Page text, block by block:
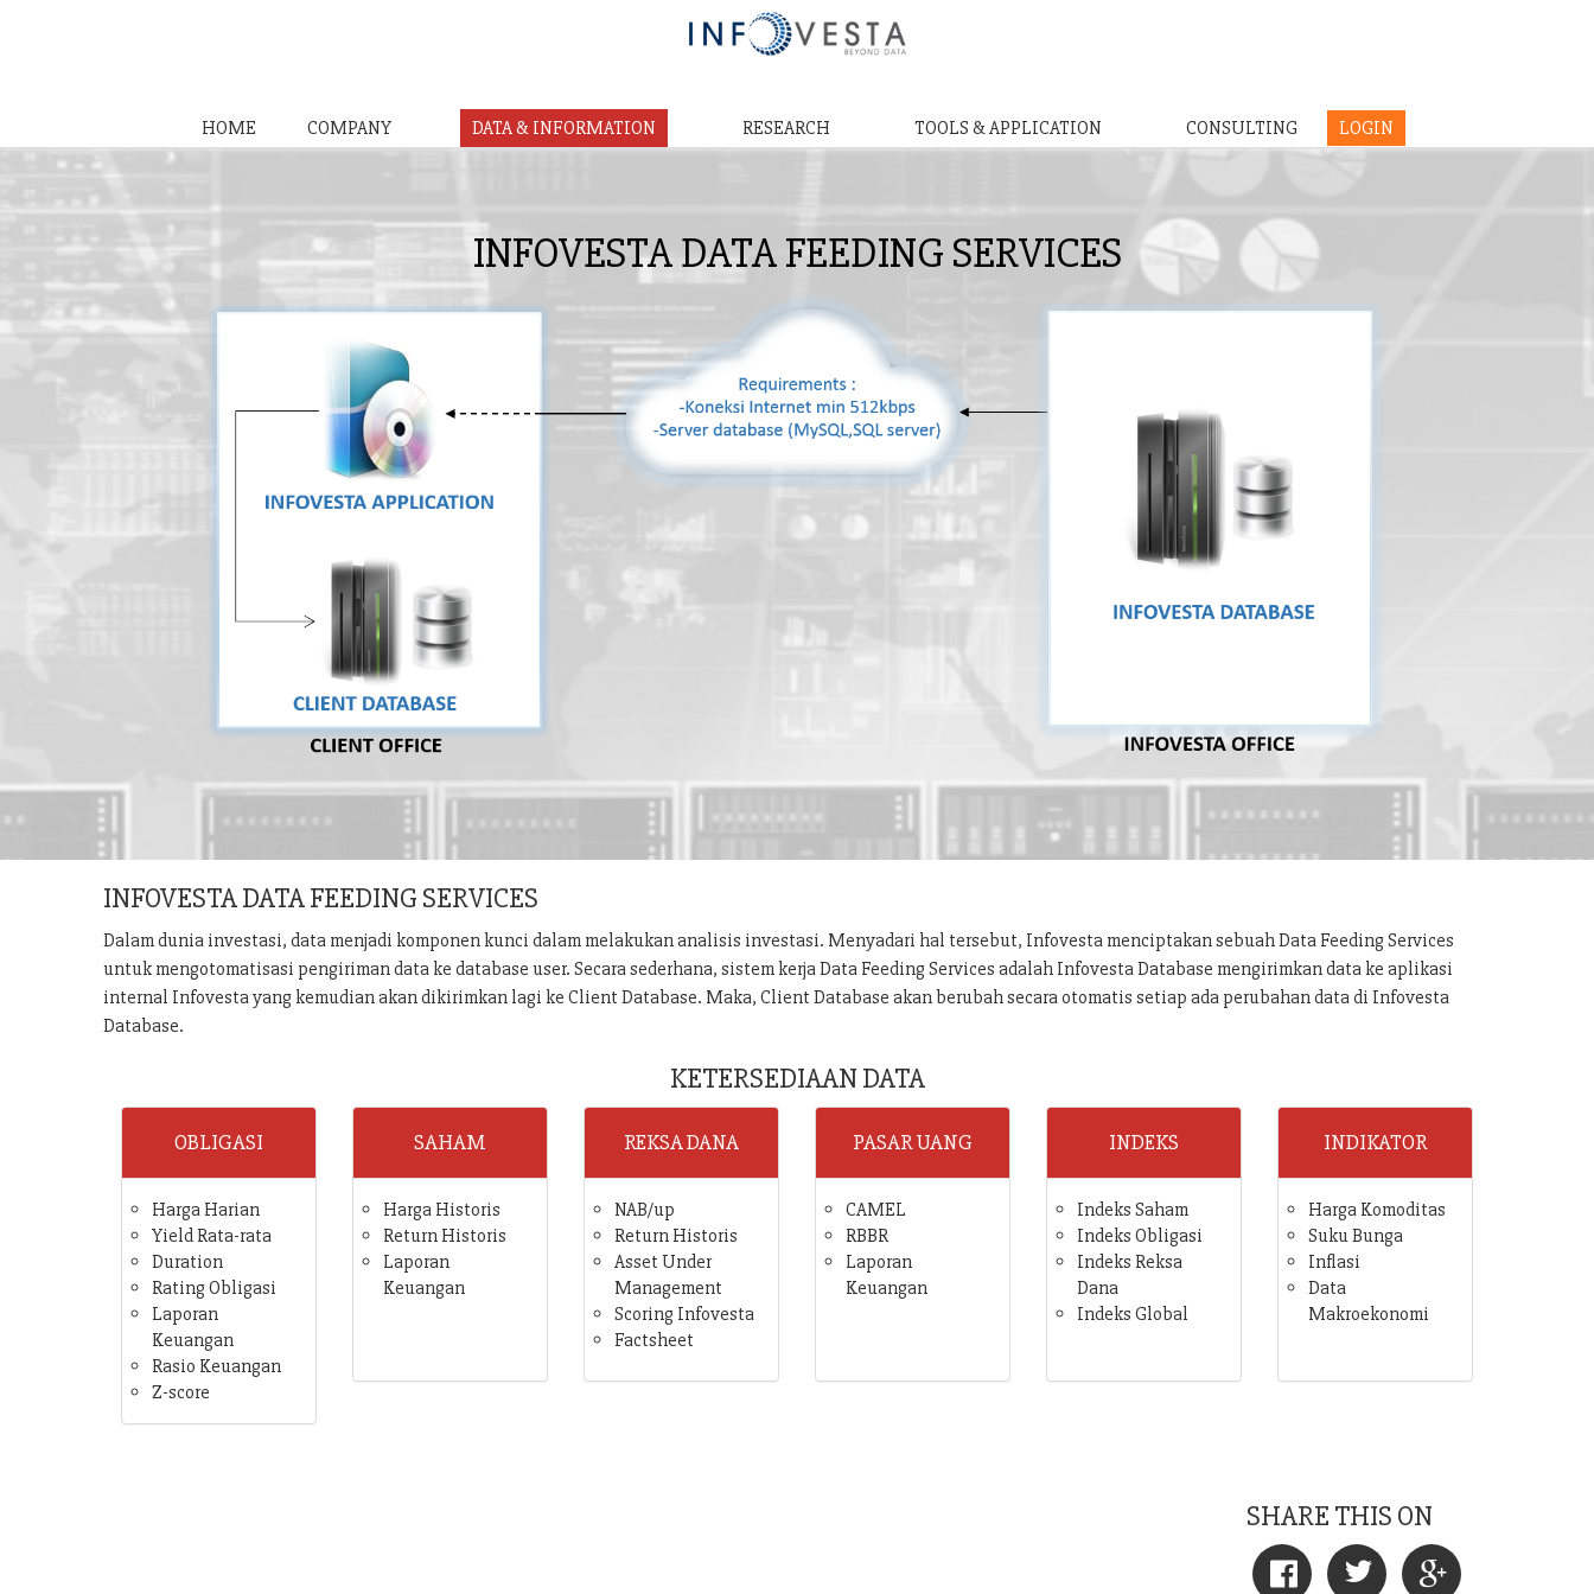
HOME COMPANY DATA & INFORMATION RESEARCH TOOLS & APPLICATION CONSULTING LOGIN
INFOVESTA DATA FEEDING SERVICES
INFOVESTA DATA FEEDING SERVICES
Dalam dunia investasi, data menjadi komponen kunci dalam melakukan analisis investasi. Menyadari hal tersebut, Infovesta menciptakan sebuah Data Feeding Services
untuk mengotomatisasi pengiriman data ke database user. Secara sederhana, sistem kerja Data Feeding Services adalah Infovesta Database mengirimkan data ke aplikasi
internal Infovesta yang kemudian akan dikirimkan lagi ke Client Database. Maka, Client Database akan berubah secara otomatis setiap ada perubahan data di Infovesta
Database.
KETERSEDIAAN DATA
OBLIGASI
Harga Harian
Yield Rata-rata
Duration
Rating Obligasi
Laporan
Keuangan
Rasio Keuangan
Z-score
SAHAM
Harga Historis
Return Historis
Laporan
Keuangan
REKSA DANA
NAB/up
Return Historis
Asset Under
Management
Scoring Infovesta
Factsheet
PASAR UANG
CAMEL
RBBR
Laporan
Keuangan
INDEKS
Indeks Saham
Indeks Obligasi
Indeks Reksa
Dana
Indeks Global
INDIKATOR
Harga Komoditas
Suku Bunga
Inflasi
Data
Makroekonomi
SHARE THIS ON